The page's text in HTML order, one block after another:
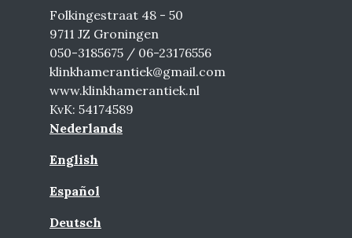
Folkingestraat 48 - 50
9711 JZ Groningen
050-3185675 / 06-23176556
klinkhamerantiek@gmail.com
www.klinkhamerantiek.nl
KvK: 54174589
Nederlands
English
Español
Deutsch